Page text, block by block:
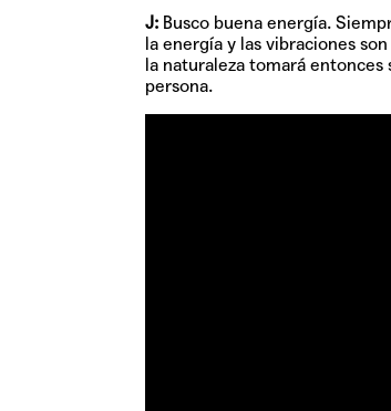
J:Busco buena energía.
la energía y las vibraciones
la naturaleza tomará
persona.